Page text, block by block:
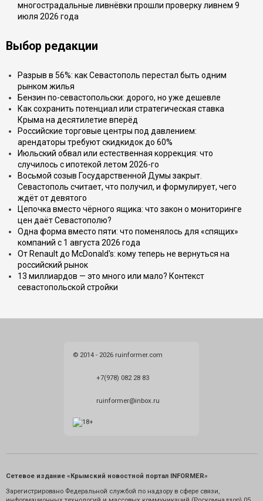
многострадальные ливнёвки прошли проверку ливнем 9
июля 2026 года
Выбор редакции
Разрыв в 56%: как Севастополь перестал быть одним
рынком жилья
Бензин по-севастопольски: дорого, но уже дешевле
Как сохранить потенциал или стратегическая ставка
Крыма на десятилетие вперёд
Российские торговые центры под давлением:
арендаторы требуют скидкидок до 60%
Июльский обвал или естественная коррекция: что
случилось с ипотекой летом 2026-го
Восьмой созыв Государственной Думы закрыт.
Севастополь считает, что получил, и формулирует, чего
ждёт от девятого
Цепочка вместо чёрного ящика: что закон о мониторинге
цен даёт Севастополю?
Одна форма вместо пяти: что поменялось для «спящих»
компаний с 1 августа 2026 года
От Renault до McDonald's: кому теперь не вернуться на
российский рынок
13 миллиардов — это много или мало? Контекст
севастопольской стройки
© 2014 - 2026 ruinformer.com
+7(978) 082 28 83
ruinformer@inbox.ru
Сетевое издание «Крымский новостной портал INFORMER»
Зарегистрировано Федеральной службой по надзору в сфере связи,